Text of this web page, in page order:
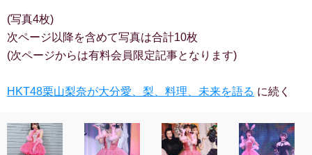
(写真4枚)
次ページ以降を含めて写真は合計10枚
(次ページからは有料会員限定記事となります)
HKT48栗山梨奈が大分愛、梨、料理、未来を語る に続く